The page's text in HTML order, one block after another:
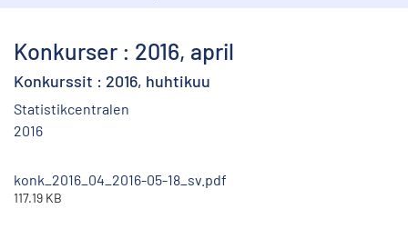
Konkurser : 2016, april
Konkurssit : 2016, huhtikuu
Statistikcentralen
2016
konk_2016_04_2016-05-18_sv.pdf
117.19 KB